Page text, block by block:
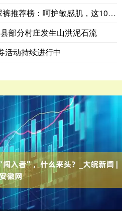
荐榜：呵护敏感肌，这10大品牌
部分村庄发生山洪泥石流
活动持续进行中